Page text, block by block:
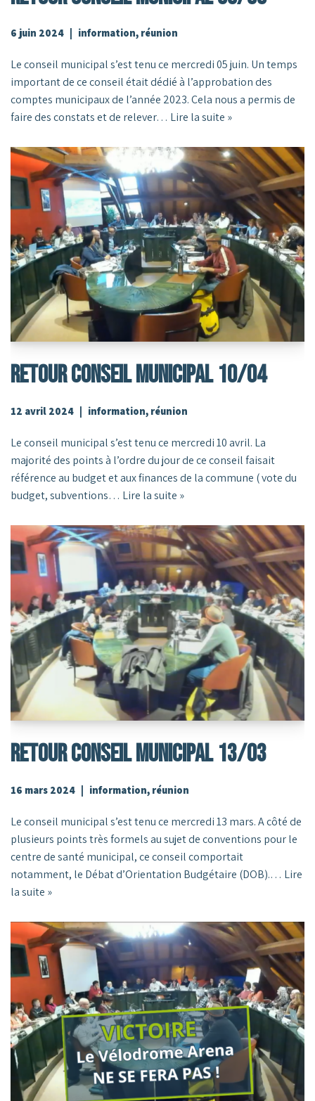
6 juin 2024 information, réunion
Le conseil municipal s’est tenu ce mercredi 05 juin. Un temps
important de ce conseil était dédié à l’approbation des
comptes municipaux de l’année 2023. Cela nous a permis de
faire des constats et de relever… Lire la suite »
RETOUR CONSEIL MUNICIPAL 10/04
12 avril 2024 information, réunion
Le conseil municipal s’est tenu ce mercredi 10 avril. La
majorité des points à l’ordre du jour de ce conseil faisait
référence au budget et aux finances de la commune ( vote du
budget, subventions… Lire la suite »
RETOUR CONSEIL MUNICIPAL 13/03
16 mars 2024 information, réunion
Le conseil municipal s’est tenu ce mercredi 13 mars. A côté de
plusieurs points très formels au sujet de conventions pour le
centre de santé municipal, ce conseil comportait
notamment, le Débat d’Orientation Budgétaire (DOB).… Lire
la suite »